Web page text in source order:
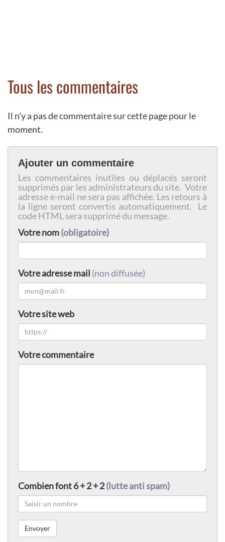
Tous les commentaires
Il n'y a pas de commentaire sur cette page pour le
moment.
Ajouter un commentaire
Les commentaires inutiles ou déplacés seront
supprimés par les administrateurs du site. Votre
adresse e-mail ne sera pas affichée. Les retours à
la ligne seront convertis automatiquement. Le
code HTML sera supprimé du message.
Votre nom(obligatoire)
Votre adresse mail (non diffusée)
Votre site web
Votre commentaire
Combien font 6 + 2 + 2(lutte anti spam)